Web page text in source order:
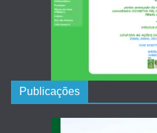
Publicações